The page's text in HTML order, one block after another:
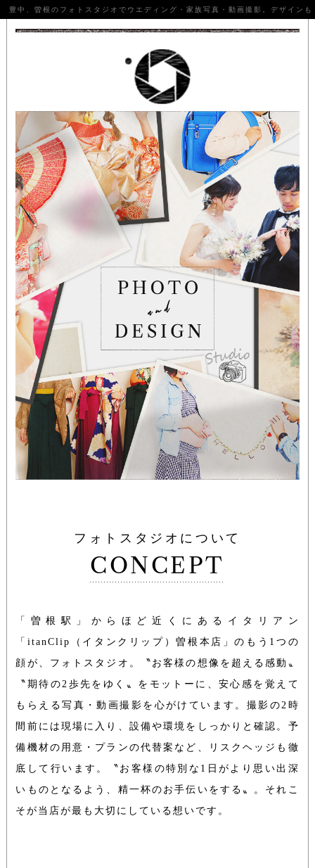
豊中、曽根のフォトスタジオでウエディング・家族写真・動画撮影。デザインも
フォトスタジオについて
CONCEPT
「曽根駅」からほど近くにあるイタリアン
「itanClip（イタンクリップ）曽根本店」のもう1つの
顔が、フォトスタジオ。〝お客様の想像を超える感動〟
〝期待の2歩先をゆく〟をモットーに、安心感を覚えて
もらえる写真・動画撮影を心がけています。 撮影の2時
間前には現場に入り、設備や環境をしっかりと確認。予
備機材の用意・プランの代替案など、リスクヘッジも徹
底して行います。〝お客様の特別な1日がより思い出深
いものとなるよう、精一杯のお手伝いをする〟。それこ
そが当店が最も大切にしている想いです。